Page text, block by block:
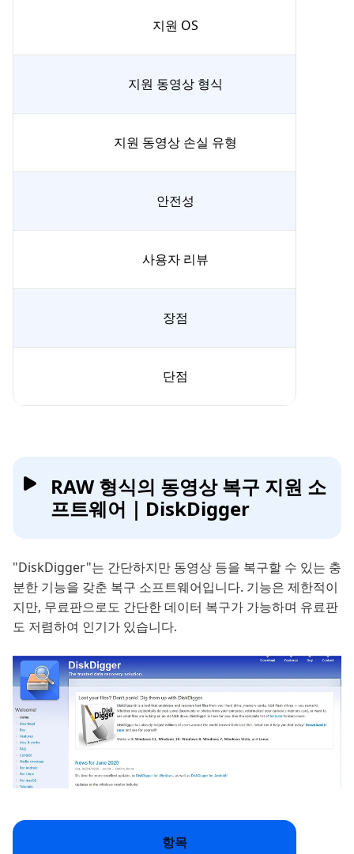
지원 OS
지원 동영상 형식
지원 동영상 손실 유형
안전성
사용자 리뷰
장점
단점
RAW 형식의 동영상 복구 지원 소
프트웨어｜DiskDigger
"DiskDigger"는 간단하지만 동영상 등을 복구할 수 있는 충
분한 기능을 갖춘 복구 소프트웨어입니다. 기능은 제한적이
지만, 무료판으로도 간단한 데이터 복구가 가능하며 유료판
도 저렴하여 인기가 있습니다.
항목